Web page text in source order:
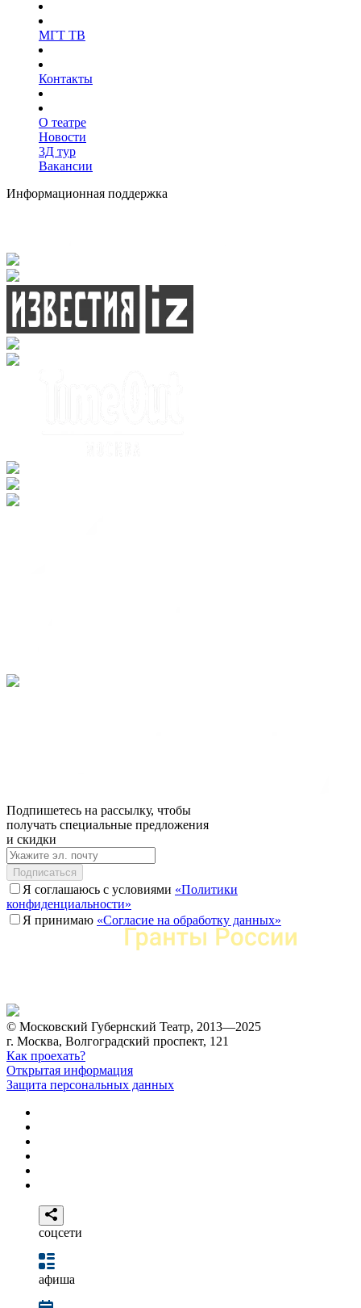
МГТ ТВ
Контакты
О театре
Новости
3Д тур
Вакансии
Информационная поддержка
Подпишетесь на рассылку, чтобы
получать специальные предложения
и скидки
Подписаться
Я соглашаюсь с условиями «Политики
конфиденциальности»
Я принимаю «Согласие на обработку данных»
© Московский Губернский Театр, 2013—2025
г. Москва, Волгоградский проспект, 121
Как проехать?
Открытая информация
Защита персональных данных
соцсети
афиша